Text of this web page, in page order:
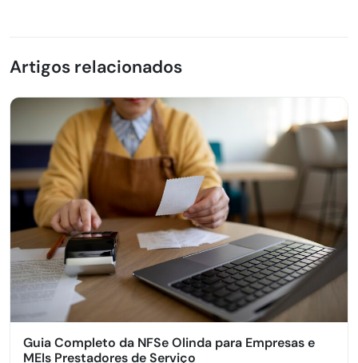
Artigos relacionados
Guia Completo da NFSe Olinda para Empresas e
MEIs Prestadores de Serviço